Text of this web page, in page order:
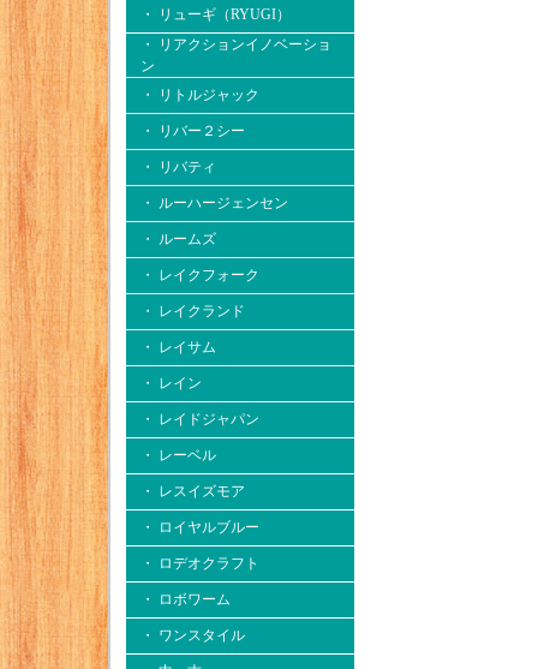
・ リューギ（RYUGI）
・ リアクションイノベーショ
ン
・ リトルジャック
・ リバー２シー
・ リバティ
・ ルーハージェンセン
・ ルームズ
・ レイクフォーク
・ レイクランド
・ レイサム
・ レイン
・ レイドジャパン
・ レーベル
・ レスイズモア
・ ロイヤルブルー
・ ロデオクラフト
・ ロボワーム
・ ワンスタイル